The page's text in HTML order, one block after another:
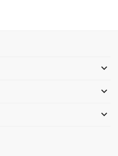


